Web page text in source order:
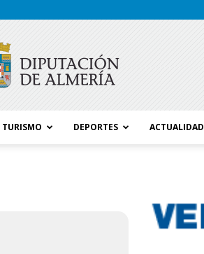
TURISMO DEPORTES ACTUALIDAD